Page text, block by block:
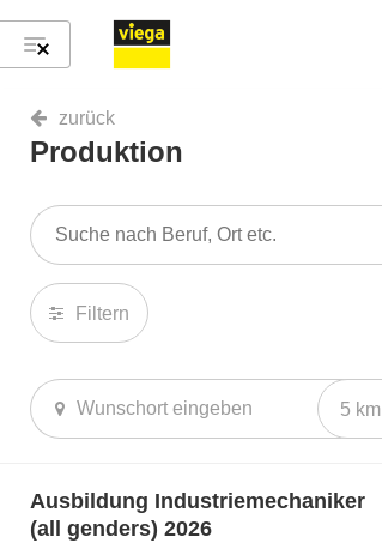
zurück
Produktion
Filtern
5 km
Ausbildung Industriemechaniker
(all genders) 2026